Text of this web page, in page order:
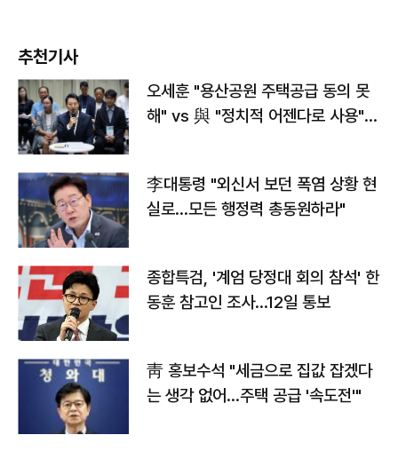
추천기사
오세훈 "용산공원 주택공급 동의 못
해" vs 與 "정치적 어젠다로 사용"
李대통령 "외신서 보던 폭염 상황 현
실로…모든 행정력 총동원하라"
종합특검, '계엄 당정대 회의 참석' 한
동훈 참고인 조사...12일 통보
靑 홍보수석 "세금으로 집값 잡겠다
는 생각 없어…주택 공급 '속도전'"